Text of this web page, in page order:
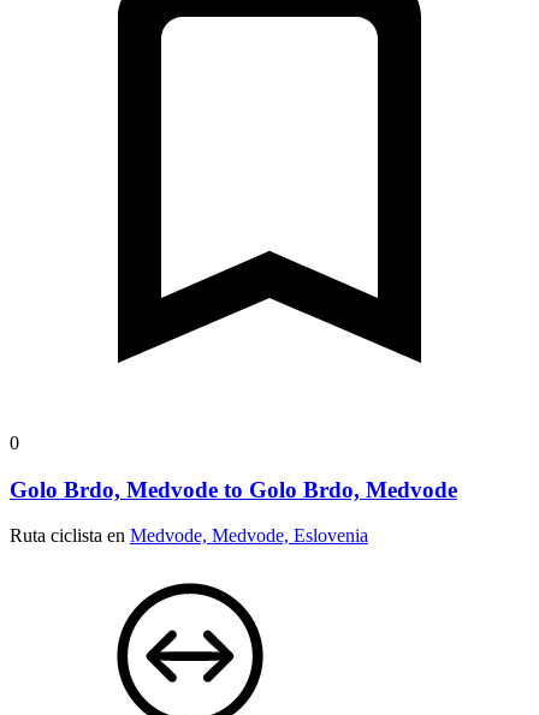
0
Golo Brdo, Medvode to Golo Brdo, Medvode
Ruta ciclista en Medvode, Medvode, Eslovenia